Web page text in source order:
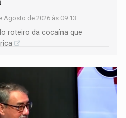
Agosto de 2026 às 09:13
roteiro da cocaína que